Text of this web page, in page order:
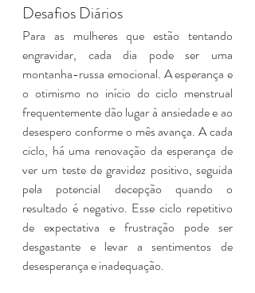
Desafios Diários
Para as mulheres que estão tentando
engravidar, cada dia pode ser uma
montanha-russa emocional. A esperança e
o otimismo no início do ciclo menstrual
frequentemente dão lugar à ansiedade e ao
desespero conforme o mês avança. A cada
ciclo, há uma renovação da esperança de
ver um teste de gravidez positivo, seguida
pela potencial decepção quando o
resultado é negativo. Esse ciclo repetitivo
de expectativa e frustração pode ser
desgastante e levar a sentimentos de
desesperança e inadequação.